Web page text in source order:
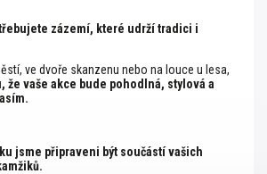
zázemí, které udrží tradici i
ve dvoře skanzenu nebo na louce u lesa,
že vaše akce bude pohodlná, stylová a
jsme připraveni být součástí vašich